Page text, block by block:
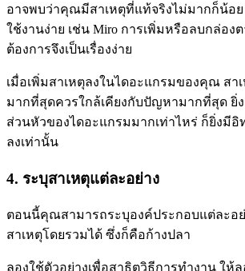
อาจพบว่าคุณมีสาเหตุที่แท้จริงไม่มากก็น้อ
ใช้งานง่าย เช่น Miro การเพิ่มหรือลบกล่อ
ต้องการจึงเป็นเรื่องง่าย
เมื่อเพิ่มสาเหตุลงในไดอะแกรมของคุณ สา
มากที่สุดควรใกล้เคียงกับปัญหามากที่สุด ยิ่ง
ส่วนหัวของไดอะแกรมมากเท่าไหร่ ก็ยิ่งมี
ลงเท่านั้น
4. ระบุสาเหตุแต่ละอย่าง
ตอนนี้คุณสามารถระบุองค์ประกอบแต่ละอ
สาเหตุโดยรวมได้ ซึ่งก็คือก้างปลา
ลองใช้ตัวอย่างเพื่อสาธิตวิธีการทำงาน ให้